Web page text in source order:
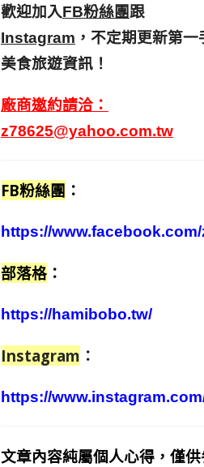
歡迎加入FB粉絲團跟
Instagram ，不定期更新第一
美食旅遊資訊！
廠商邀約請洽：
z78625@yahoo.com.tw
FB粉絲團 ：
https://www.facebook.com/
部落格 ：
https://hamibobo.tw/
Instagram ：
https://
文章內容純屬個人心得，僅